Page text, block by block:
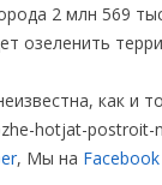
2 млн 569
озеленить
как и
hotjat-postroit-
, Мы на Facebook